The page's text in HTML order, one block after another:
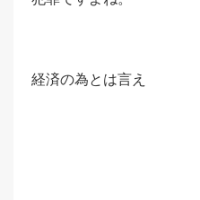
経済の為とは言え